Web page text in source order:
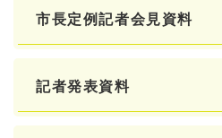
市長定例記者会見資料
記者発表資料